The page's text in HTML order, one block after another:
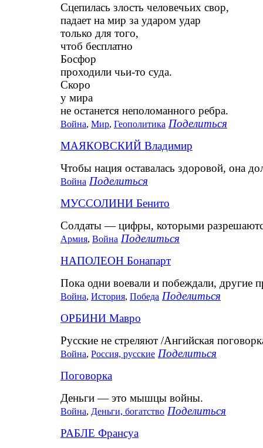
Сцепилась злость человечьих свор,
падает на мир за ударом удар
только для того,
чтоб бесплатно
Босфор
проходили чьи-то суда.
Скоро
у мира
не останется неполоманного ребра.
Война, Мир, Геополитика Поделиться
МАЯКОВСКИЙ Владимир
Чтобы нация оставалась здоровой, она
Война Поделиться
МУССОЛИНИ Бенито
Солдаты — цифры, которыми
Армия, Война Поделиться
НАПОЛЕОН Бонапарт
Пока одни воевали и побеждали, другие
Война, История, Победа Поделиться
ОРБИНИ Мавро
Русские не стреляют /Ангийская
Война, Россия, русские Поделиться
Поговорка
Деньги — это мышцы войны.
Война, Деньги, богатство Поделиться
РАБЛЕ Франсуа